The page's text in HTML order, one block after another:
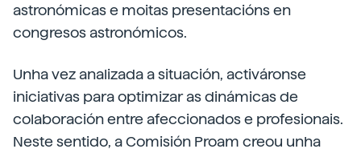
astronómicas e moitas presentacións en
congresos astronómicos.
Unha vez analizada a situación, activáronse
iniciativas para optimizar as dinámicas de
colaboración entre afeccionados e profesionais.
Neste sentido, a Comisión Proam creou unha